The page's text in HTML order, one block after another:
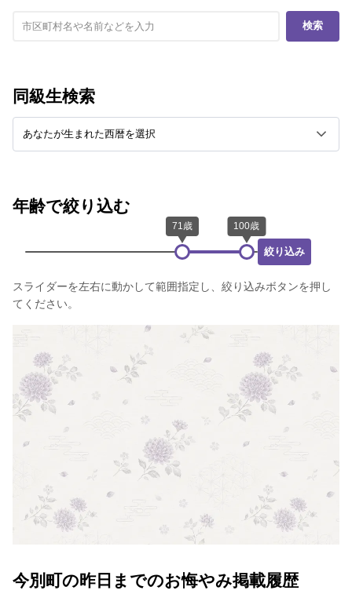
検索
同級生検索
年齢で絞り込む
絞り込み
スライダーを左右に動かして範囲指定し、絞り込みボタンを押し
てください。
今別町の昨日までのお悔やみ掲載履歴